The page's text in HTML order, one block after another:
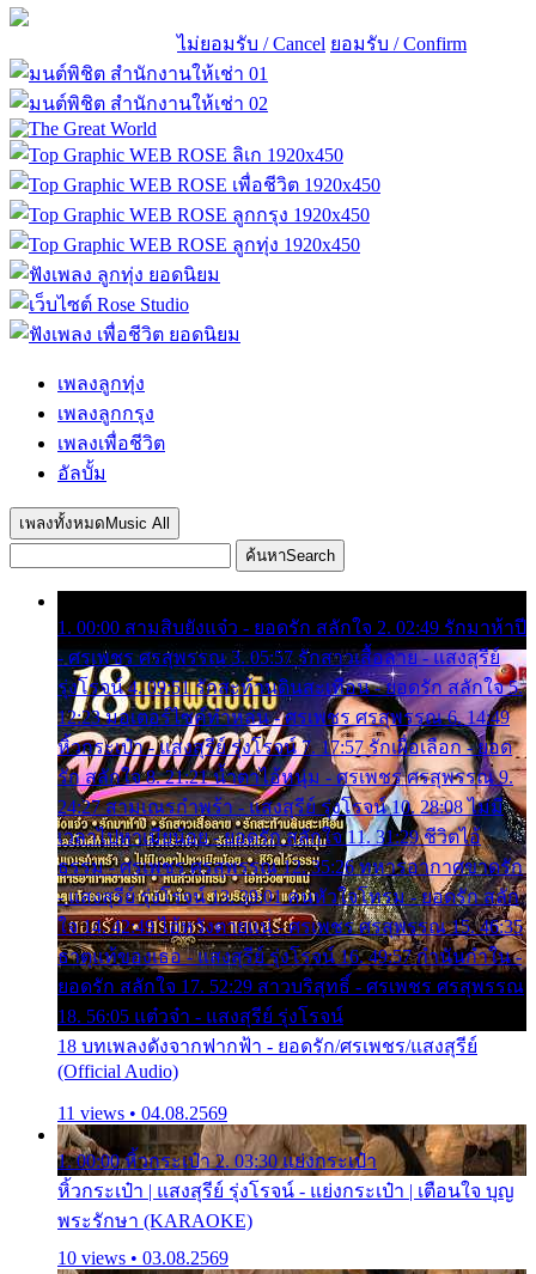
ไม่ยอมรับ / Cancel ยอมรับ / Confirm
เพลงลูกทุ่ง
เพลงลูกกรุง
เพลงเพื่อชีวิต
อัลบั้ม
เพลงทั้งหมด Music All
ค้นหาSearch
1. 00:00 สามสิบยังแจ๋ว - ยอดรัก สลักใจ 2. 02:49 รักมาห้าปี
- ศรเพชร ศรสุพรรณ 3. 05:57 รักสาวเสื้อลาย - แสงสุรีย์
รุ่งโรจน์ 4. 09:51 รักสะท้านดินสะเทือน - ยอดรัก สลักใจ 5.
12:23 มอเตอร์ไซค์ทำหล่น - ศรเพชร ศรสุพรรณ 6. 14:49
หิ้วกระเป๋า - แสงสุรีย์ รุ่งโรจน์ 7. 17:57 รักเผื่อเลือก - ยอด
รัก สลักใจ 8. 21:21 น้ำตาไอ้หนุ่ม - ศรเพชร ศรสุพรรณ 9.
24:27 สามเณรกำพร้า - แสงสุรีย์ รุ่งโรจน์ 10. 28:08 ไม่มี
เวลาไปหาเมียน้อย - ยอดรัก สลักใจ 11. 31:29 ชีวิตไอ้
ธรรม - ศรเพชร ศรสุพรรณ 12. 35:26 ทหารอากาศขาดรัก
- แสงสุรีย์ รุ่งโรจน์ 13. 39:01 คนหัวใจโทรม - ยอดรัก สลัก
ใจ 14. 42:49 ไอ้หวังตายแน่ - ศรเพชร ศรสุพรรณ 15. 46:35
ธาตุแท้ของเธอ - แสงสุรีย์ รุ่งโรจน์ 16. 49:57 กำนันกำใน -
ยอดรัก สลักใจ 17. 52:29 สาวบริสุทธิ์ - ศรเพชร ศรสุพรรณ
18. 56:05 แต๋วจ๋า - แสงสุรีย์ รุ่งโรจน์
18 บทเพลงดังจากฟากฟ้า - ยอดรัก/ศรเพชร/แสงสุรีย์
(Official Audio)
11 views • 04.08.2569
1. 00:00 หิ้วกระเป๋า 2. 03:30 แย่งกระเป๋า
หิ้วกระเป๋า | แสงสุรีย์ รุ่งโรจน์ - แย่งกระเป๋า | เตือนใจ บุญ
พระรักษา (KARAOKE)
10 views • 03.08.2569